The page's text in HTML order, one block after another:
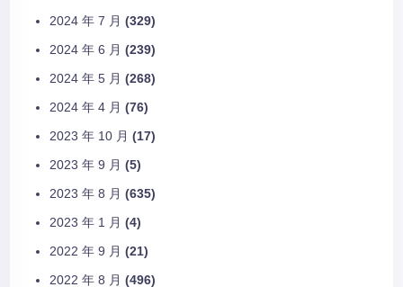
2024 年 7 月 (329)
2024 年 6 月 (239)
2024 年 5 月 (268)
2024 年 4 月 (76)
2023 年 10 月 (17)
2023 年 9 月 (5)
2023 年 8 月 (635)
2023 年 1 月 (4)
2022 年 9 月 (21)
2022 年 8 月 (496)